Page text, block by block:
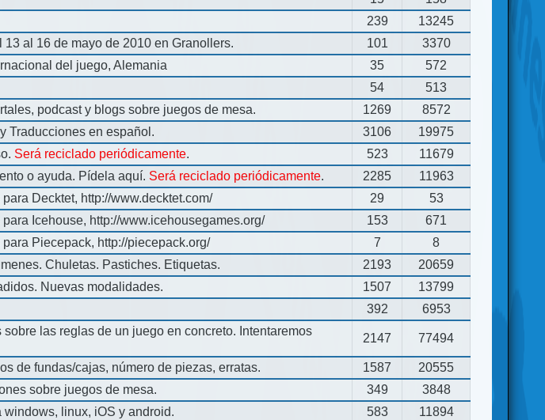
239
13245
13 al 16 de mayo de 2010 en Granollers. 101
3370
del juego, Alemania 35
572
54
513
podcast y blogs sobre juegos de mesa. 1269
8572
Traducciones en español. 3106
19975
Será reciclado periódicamente. 523
11679
o ayuda. Pídela aquí. Será reciclado periódicamente. 2285
11963
Decktet, http://www.decktet.com/ 29
53
Icehouse, http://www.icehousegames.org/ 153
671
Piecepack, http://piecepack.org/ 7
8
Chuletas. Pastiches. Etiquetas. 2193
20659
Nuevas modalidades. 1507
13799
392 6953
sobre las reglas de un juego en concreto. Intentaremos
2147 77494
de fundas/cajas, número de piezas, erratas. 1587
20555
sobre juegos de mesa. 349
3848
linux, iOS y android. 583
11894